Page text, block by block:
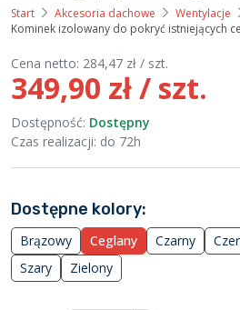
Start Akcesoria dachowe
Wentylacje
Kominek izolowany do pokryć istniejących
Cena netto: 284,47 zł / szt.
349,90 zł/ szt.
Dostępność: Dostępny
Czas realizacji: do 72h
Dostępne kolory:
Brązowy Ceglany Czarny
Szary
Zielony